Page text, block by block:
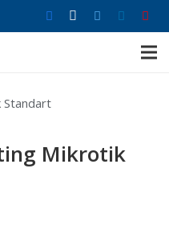
Mikrotik